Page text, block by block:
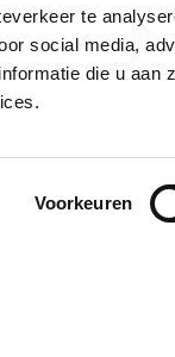
te
social media,
die u
Voorkeuren
Algemene